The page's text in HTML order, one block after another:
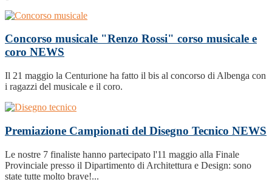
Concorso musicale "Renzo Rossi" corso musicale e
coro NEWS
Il 21 maggio la Centurione ha fatto il bis al concorso di Albenga con
i ragazzi del musicale e il coro.
Premiazione Campionati del Disegno Tecnico NEWS
Le nostre 7 finaliste hanno partecipato l'11 maggio alla Finale
Provinciale presso il Dipartimento di Architettura e Design: sono
state tutte molto brave!...